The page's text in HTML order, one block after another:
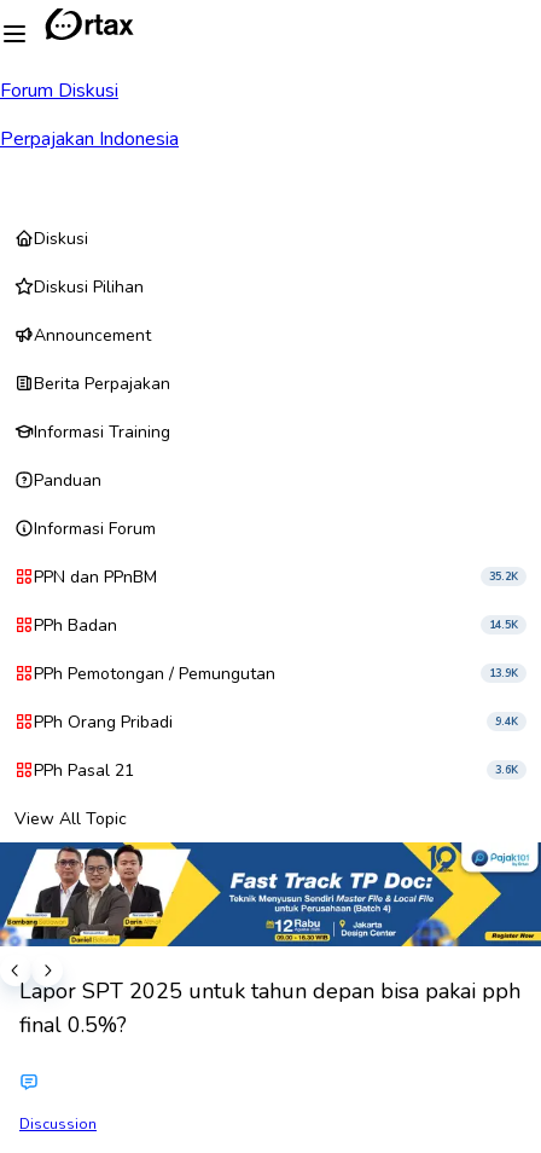
Forum Diskusi
Perpajakan Indonesia
Diskusi
Diskusi Pilihan
Announcement
Berita Perpajakan
Informasi Training
Panduan
Informasi Forum
PPN dan PPnBM 35.2K
PPh Badan 14.5K
PPh Pemotongan / Pemungutan 13.9K
PPh Orang Pribadi 9.4K
PPh Pasal 21 3.6K
View All Topic
Lapor SPT 2025 untuk tahun depan bisa pakai pph
final 0.5%?
Discussion